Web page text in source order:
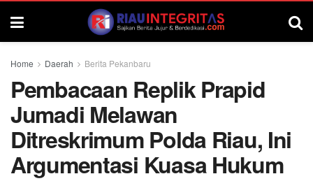
Home Daerah Berita Pekanbaru
Pembacaan Replik Prapid
Jumadi Melawan
Ditreskrimum Polda Riau, Ini
Argumentasi Kuasa Hukum